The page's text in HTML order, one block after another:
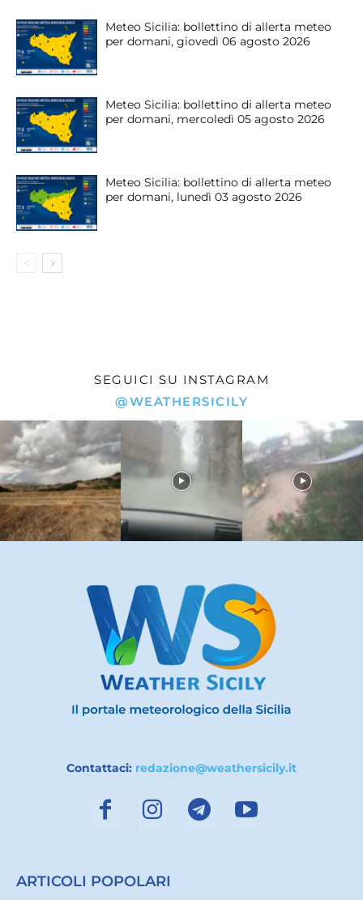
Meteo Sicilia: bollettino di allerta meteo
per domani, giovedì 06 agosto 2026
Meteo Sicilia: bollettino di allerta meteo
per domani, mercoledì 05 agosto 2026
Meteo Sicilia: bollettino di allerta meteo
per domani, lunedì 03 agosto 2026
SEGUICI SU INSTAGRAM
@WEATHERSICILY
Contattaci: redazione@weathersicily.it
ARTICOLI POPOLARI